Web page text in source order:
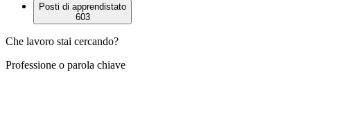
Posti di apprendistato
603
Che lavoro stai cercando?
Professione o parola chiave